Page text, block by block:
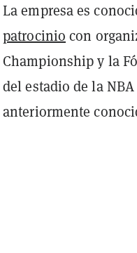
La empresa es
patrocinio con
Championship y la
del estadio de la
anteriormente